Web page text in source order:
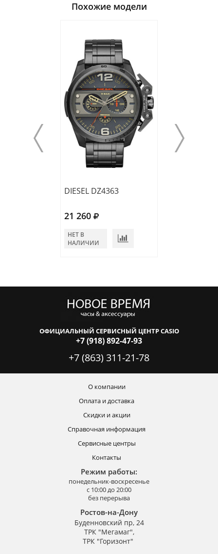
Похожие модели
DIESEL DZ4363
21 260
НЕТ В
НАЛИЧИИ
ОФИЦИАЛЬНЫЙ СЕРВИСНЫЙ ЦЕНТР CASIO
+7 (918) 892-47-93
+7 (863) 311-21-78
О компании
Оплата и доставка
Скидки и акции
Справочная информация
Сервисные центры
Контакты
Режим работы:
понедельник-воскресенье
с 10:00 до 20:00
без перерыва
Ростов-на-Дону
Буденновский пр, 24
ТРК "Мегамаг",
ТРК "Горизонт"